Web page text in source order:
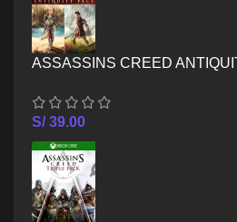
ASSASSINS CREED
S/39.00